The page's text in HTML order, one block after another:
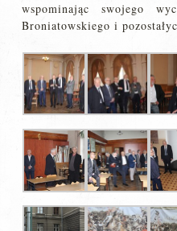
wspominając swojego
Broniatowskiego i